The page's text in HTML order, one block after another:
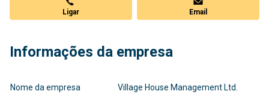
Ligar Email
Informações da empresa
Nome da empresa
Village House Management Ltd.